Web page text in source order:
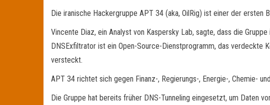
Die iranische Hackergruppe APT 34 (aka, OilRig) ist einer der
Vincente Diaz, ein Analyst von Kaspersky Lab, sagte, dass die
DNSExfiltrator ist ein Open-Source-Dienstprogramm, das verdeckte
versteckt.
APT 34 richtet sich gegen Finanz-, Regierungs-, Energie-, Chemie-
Die Gruppe hat bereits früher DNS-Tunneling eingesetzt, um Daten